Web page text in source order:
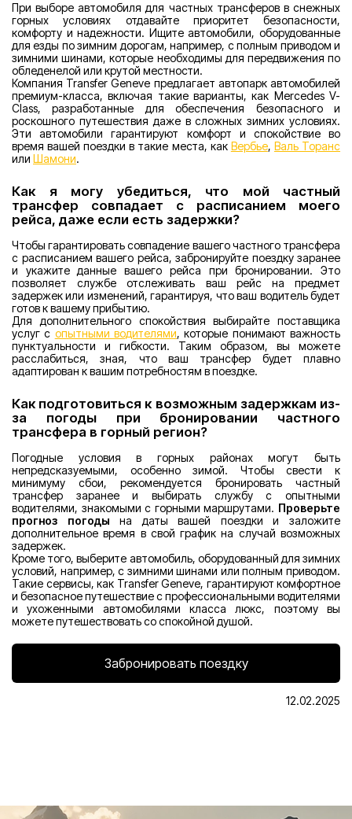
При выборе автомобиля для частных трансферов в снежных
горных условиях отдавайте приоритет безопасности,
комфорту и надежности. Ищите автомобили, оборудованные
для езды по зимним дорогам, например, с полным приводом и
зимними шинами, которые необходимы для передвижения по
обледенелой или крутой местности.
Компания Transfer Geneve предлагает автопарк автомобилей
премиум-класса, включая такие варианты, как Mercedes V-
Class, разработанные для обеспечения безопасного и
роскошного путешествия даже в сложных зимних условиях.
Эти автомобили гарантируют комфорт и спокойствие во
время вашей поездки в такие места, как Вербье, Валь Торанс
или Шамони.
Как я могу убедиться, что мой частный
трансфер совпадает с расписанием моего
рейса, даже если есть задержки?
Чтобы гарантировать совпадение вашего частного трансфера
с расписанием вашего рейса, забронируйте поездку заранее
и укажите данные вашего рейса при бронировании. Это
позволяет службе отслеживать ваш рейс на предмет
задержек или изменений, гарантируя, что ваш водитель будет
готов к вашему прибытию.
Для дополнительного спокойствия выбирайте поставщика
услуг с опытными водителями, которые понимают важность
пунктуальности и гибкости. Таким образом, вы можете
расслабиться, зная, что ваш трансфер будет плавно
адаптирован к вашим потребностям в поездке.
Как подготовиться к возможным задержкам из-
за погоды при бронировании частного
трансфера в горный регион?
Погодные условия в горных районах могут быть
непредсказуемыми, особенно зимой. Чтобы свести к
минимуму сбои, рекомендуется бронировать частный
трансфер заранее и выбирать службу с опытными
водителями, знакомыми с горными маршрутами. Проверьте
прогноз погоды на даты вашей поездки и заложите
дополнительное время в свой график на случай возможных
задержек.
Кроме того, выберите автомобиль, оборудованный для зимних
условий, например, с зимними шинами или полным приводом.
Такие сервисы, как Transfer Geneve, гарантируют комфортное
и безопасное путешествие с профессиональными водителями
и ухоженными автомобилями класса люкс, поэтому вы
можете путешествовать со спокойной душой.
Забронировать поездку
12.02.2025